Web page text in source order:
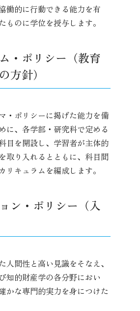
働的に行動できる能力を有
ものに学位を授与します。
・ポリシー（教育
方針）
・ポリシーに掲げた能力を備
に、各学部・研究科で定める
目を開設し、学習者が主体的
取り入れるとともに、科目間
リキュラムを編成します。
ン・ポリシー（入
人間性と高い見識をそなえ、
知的財産学の各分野におい
かな専門的実力を身につけた